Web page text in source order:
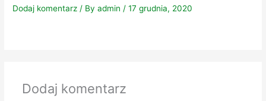
Dodaj komentarz / Byadmin/17 grudnia, 2020
Dodaj komentarz